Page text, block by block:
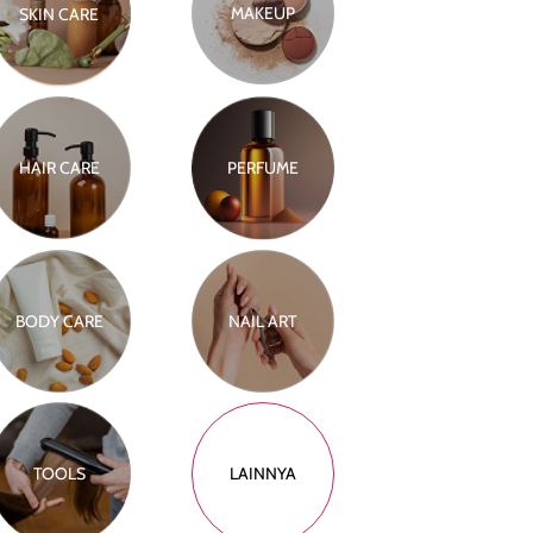
SKIN CARE MAKEUP
HAIR CARE PERFUME
BODY CARE NAIL ART
TOOLS LAINNYA